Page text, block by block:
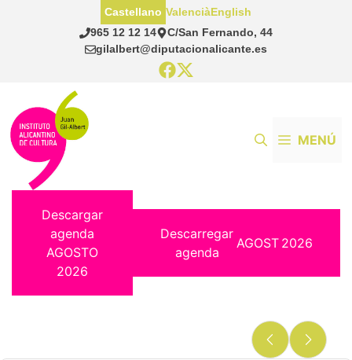
965 12 12 14
C/San Fernando, 44
gilalbert@diputacionalicante.es
Castellano ValenciàEnglish
MENÚ
Descargar
agenda
AGOSTO
2026
Descarregar
agenda
AGOST 2026